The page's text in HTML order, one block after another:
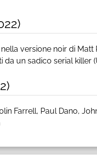
versione noir di Matt
un sadico serial killer
Farrell, Paul Dano,